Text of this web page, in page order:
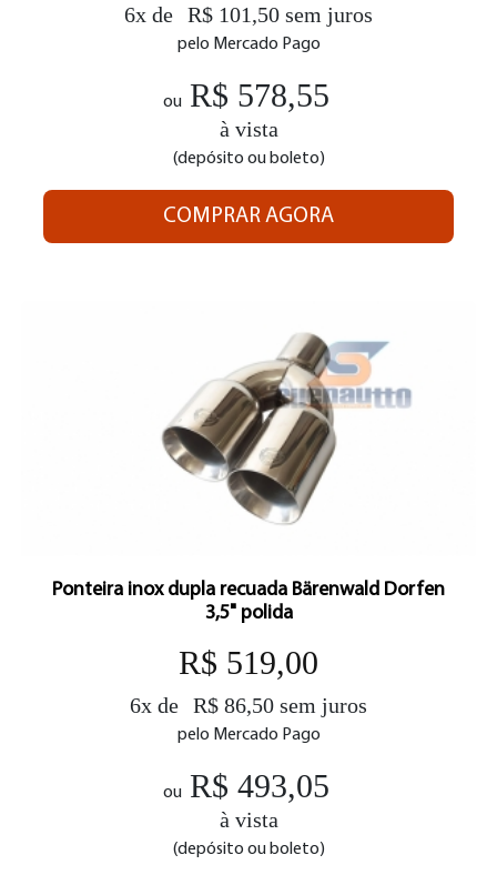
6x de R$ 101,50 sem juros
pelo Mercado Pago
ou R$ 578,55
à vista
(depósito ou boleto)
COMPRAR AGORA
Ponteira inox dupla recuada Bärenwald Dorfen
3,5" polida
R$ 519,00
6x de R$ 86,50 sem juros
pelo Mercado Pago
ou R$ 493,05
à vista
(depósito ou boleto)